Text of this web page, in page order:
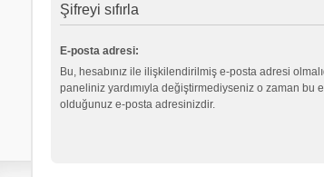
Şifreyi sıfırla
E-posta adresi:
Bu, hesabınız ile ilişkilendirilmiş e-posta adresi
paneliniz yardımıyla değiştirmediyseniz o zaman bu
olduğunuz e-posta adresinizdir.